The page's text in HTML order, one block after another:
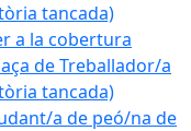
tancada)
a la cobertura
de Treballador/a
tancada)
a de peó/na de